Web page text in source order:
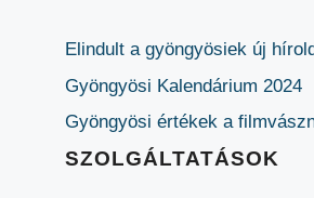
Elindult a gyöngyösiek új
Gyöngyösi Kalendárium 2024
Gyöngyösi értékek a
SZOLGÁLTATÁSOK